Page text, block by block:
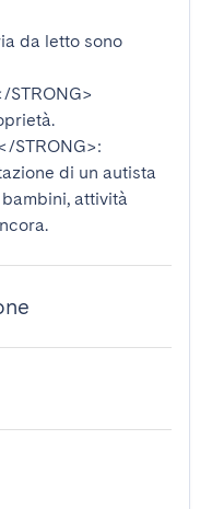
da letto sono
STRONG>
STRONG>:
di un autista
attività